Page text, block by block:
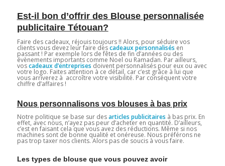
Est-il bon d’offrir des Blouse personnalisée
publicitaire Tétouan?
Faire des cadeaux, réjouis toujours !! Alors, pour séduire vos
clients vous devez leur faire descadeaux personnalisés en
passant ! Par exemple lors de fêtes de fin d’années ou des
évènements importants comme Noel ou Ramadan. Par ailleurs,
voscadeaux d’entreprises doivent personnalisés pour eux ou avec
votre logo. Faites attention à ce détail, car c’est grâce à lui que
vous arriverez à accroître votre visibilité. Par conséquent votre
chiffre d’affaires !
Nous personnalisons vos blouses à bas prix
Notre politique se base sur desarticles publicitaires à bas prix. En
effet, avec nous, n’ayez pas peur d’acheter en quantité. D’ailleurs,
c’est en faisant cela que vous avez des réductions. Même si nos
machines sont de bonne qualité et onéreuse. Nous préférons ne
pas trop taxer nos clients. Alors pas de soucis à vous faire.
Les types de blouse que vous pouvez avoir